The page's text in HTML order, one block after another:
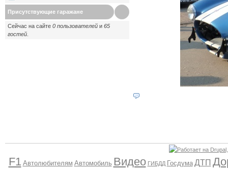
Присутствующие гаражане
Сейчас на сайте 0 пользователей и 65
гостей
F1 Автолюбителям Автомобиль Видео ГИБДД Госдума ДТП